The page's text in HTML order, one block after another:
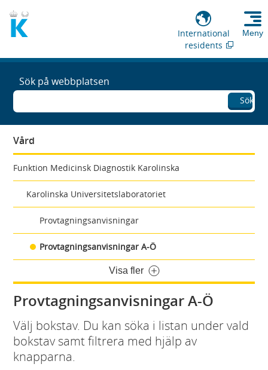
International
residents
Meny
Sök på webbplatsen
Sök
Vård
Funktion Medicinsk Diagnostik Karolinska
Karolinska Universitetslaboratoriet
Provtagningsanvisningar
Provtagningsanvisningar A-Ö
Visa fler
Provtagningsanvisningar A-Ö
Välj bokstav. Du kan söka i listan under vald
bokstav samt filtrera med hjälp av
knapparna.